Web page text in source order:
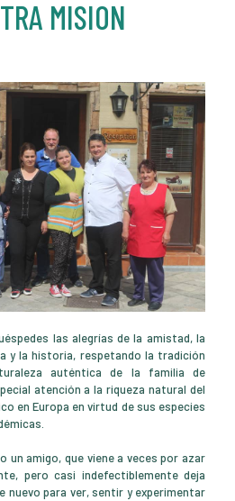
MISION
las alegrías de la amistad, la
y la historia, respetando la tradición
auténtica de la familia de
atención a la riqueza natural del
en Europa en virtud de sus especies
un amigo, que viene a veces por azar
pero casi indefectiblemente deja
nuevo para ver, sentir y experimentar